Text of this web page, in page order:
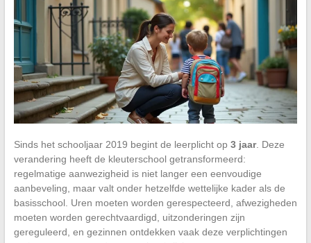
Sinds het schooljaar 2019 begint de leerplicht op 3 jaar. Deze
verandering heeft de kleuterschool getransformeerd:
regelmatige aanwezigheid is niet langer een eenvoudige
aanbeveling, maar valt onder hetzelfde wettelijke kader als de
basisschool. Uren moeten worden gerespecteerd, afwezigheden
moeten worden gerechtvaardigd, uitzonderingen zijn
gereguleerd, en gezinnen ontdekken vaak deze verplichtingen